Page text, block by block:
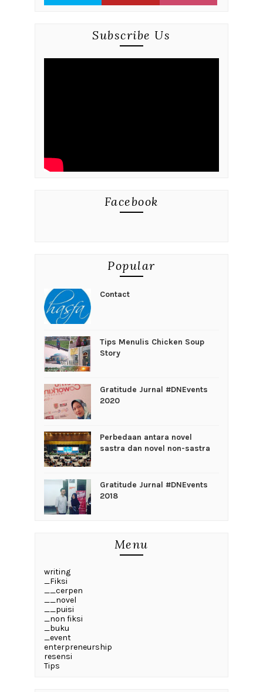
Subscribe Us
Facebook
Popular
Contact
Tips Menulis Chicken Soup
Story
Gratitude Jurnal #DNEvents
2020
Perbedaan antara novel
sastra dan novel non-sastra
Gratitude Jurnal #DNEvents
2018
Menu
writing
_Fiksi
__cerpen
__novel
__puisi
_non fiksi
_buku
_event
enterpreneurship
resensi
Tips